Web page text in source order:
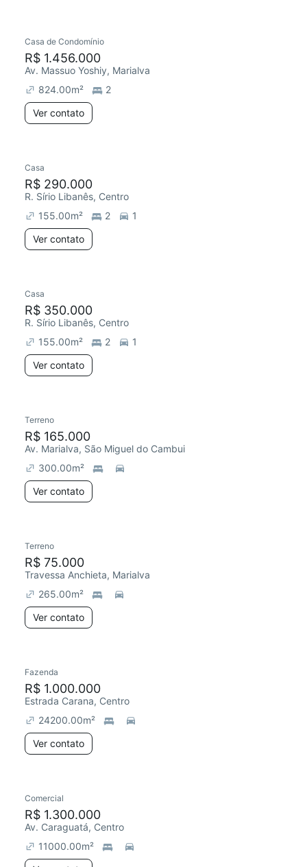
Chegou há 7 dias
Casa de Condomínio
R$ 1.456.000
Av. Massuo Yoshiy, Marialva
824.00m²
2
Ver contato
Casa
R$ 290.000
R. Sírio Libanês, Centro
155.00m² 2
1
Ver contato
Chegou este mês
Casa
R$ 350.000
R. Sírio Libanês, Centro
155.00m² 2
1
Ver contato
Terreno
R$ 165.000
Av. Marialva, São Miguel do Cambui
300.00m²
Ver contato
Terreno
R$ 75.000
Travessa Anchieta, Marialva
265.00m²
Ver contato
Fazenda
R$ 1.000.000
Estrada Carana, Centro
24200.00m²
Ver contato
Comercial
R$ 1.300.000
Av. Caraguatá, Centro
11000.00m²